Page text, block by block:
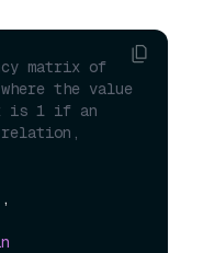
matrix of
the value
is 1 if an